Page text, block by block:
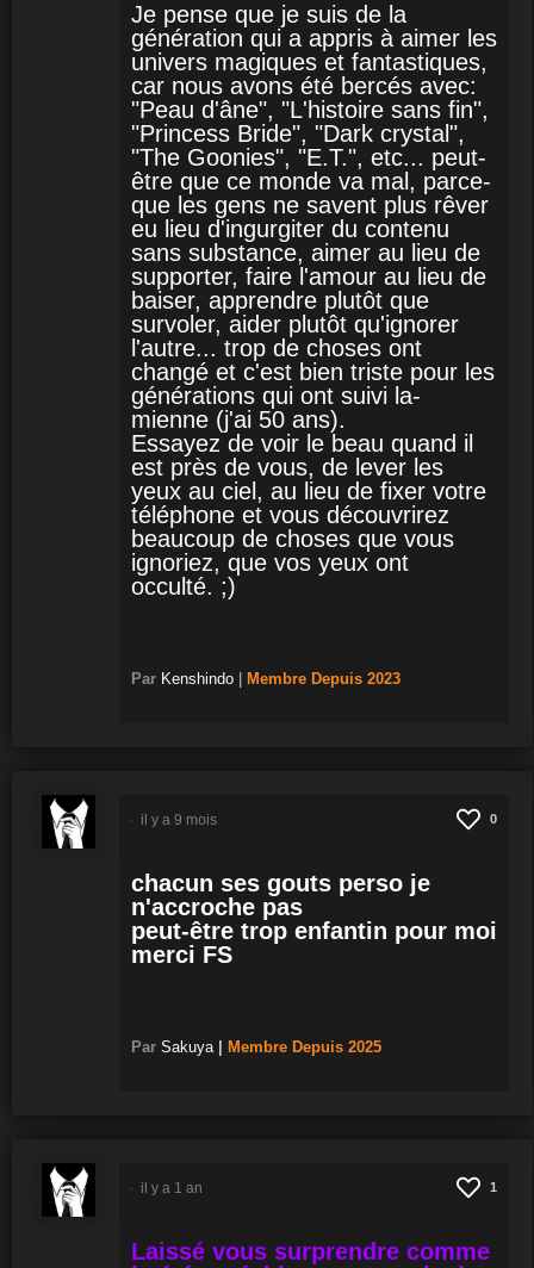
Je pense que je suis de la
génération qui a appris à aimer les
univers magiques et fantastiques,
car nous avons été bercés avec:
"Peau d'âne", "L'histoire sans fin",
"Princess Bride", "Dark crystal",
"The Goonies", "E.T.", etc... peut-
être que ce monde va mal, parce-
que les gens ne savent plus rêver
eu lieu d'ingurgiter du contenu
sans substance, aimer au lieu de
supporter, faire l'amour au lieu de
baiser, apprendre plutôt que
survoler, aider plutôt qu'ignorer
l'autre... trop de choses ont
changé et c'est bien triste pour les
générations qui ont suivi la-
mienne (j'ai 50 ans).
Essayez de voir le beau quand il
est près de vous, de lever les
yeux au ciel, au lieu de fixer votre
téléphone et vous découvrirez
beaucoup de choses que vous
ignoriez, que vos yeux ont
occulté. ;)
Par Kenshindo Membre Depuis 2023
0
chacun ses gouts perso je
n'accroche pas
peut-être trop enfantin pour moi
merci FS
Par Sakuya Membre Depuis 2025
il y a 9 mois
1
Laissé vous surprendre comme
il y a 1 an